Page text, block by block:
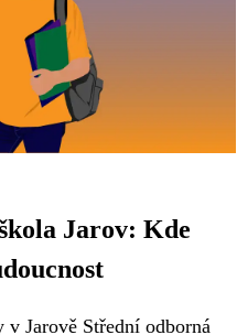
Jarov: Kde
Jarově Střední odborná